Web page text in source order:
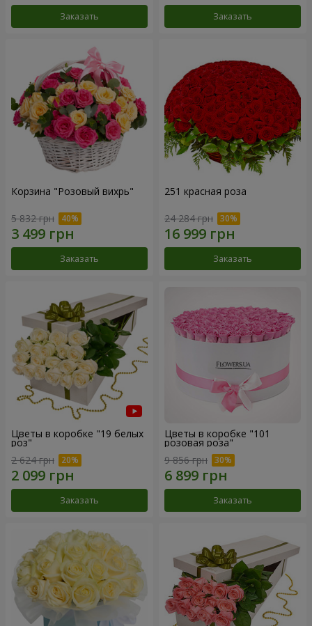
Заказать Заказать
Корзина "Розовый вихрь"
5 832 грн
Заказать
251 красная роза
24 284 грн
Заказать
Цветы в коробке "19 белых
роз"
2 624 грн
Заказать
Цветы в коробке "101
розовая роза"
9 856 грн
Заказать